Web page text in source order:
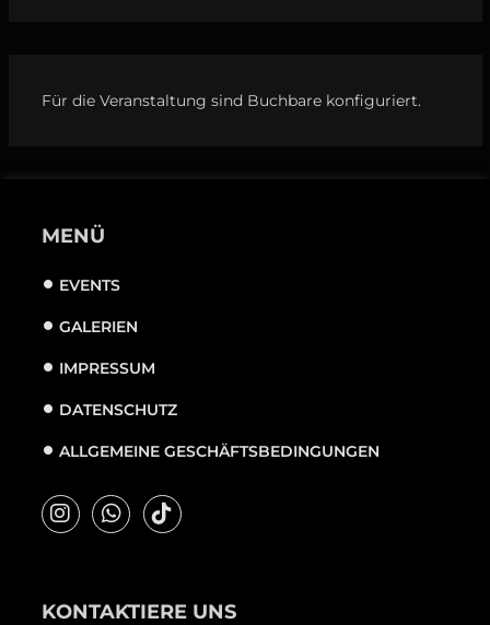
Für die Veranstaltung sind Buchbare konfiguriert.
MENÜ
EVENTS
GALERIEN
IMPRESSUM
DATENSCHUTZ
ALLGEMEINE GESCHÄFTSBEDINGUNGEN
KONTAKTIERE UNS